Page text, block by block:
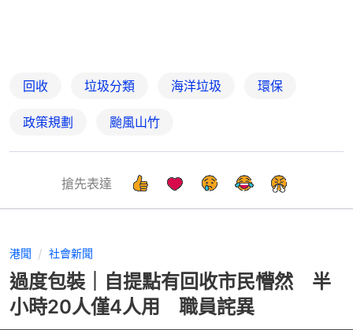
回收 垃圾分類 海洋垃圾 環保
政策規劃 颱風山竹
搶先表達
港聞 社會新聞
過度包裝｜自提點有回收市民懵然 半
小時20人僅4人用 職員詫異